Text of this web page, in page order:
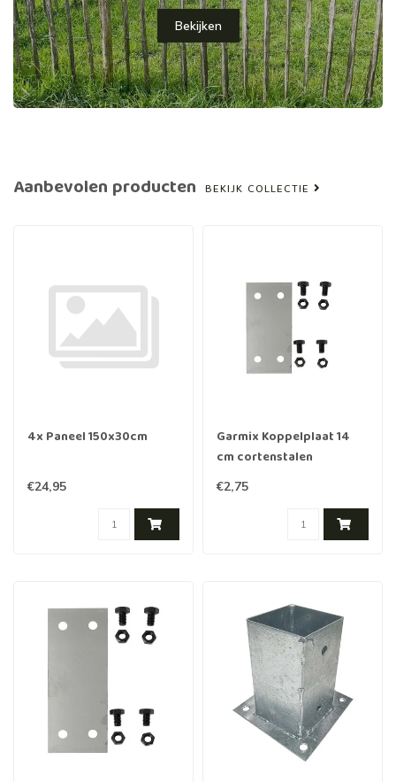
Bekijken
Aanbevolen producten BEKIJK COLLECTIE
4x Paneel 150x30cm
€24,95
Garmix Koppelplaat 14
cm cortenstalen
borderranden
€2,75